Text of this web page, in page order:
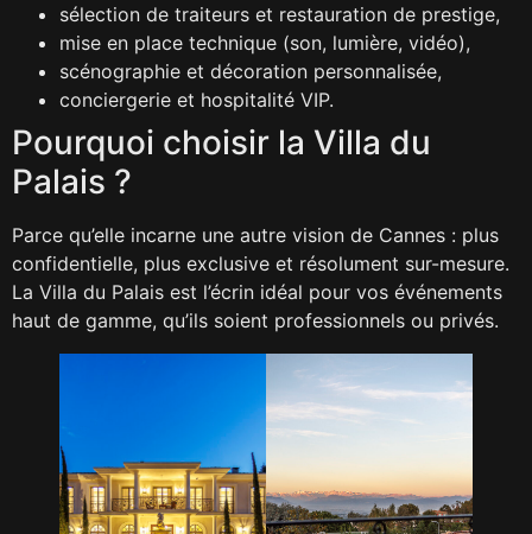
sélection de traiteurs et restauration de prestige,
mise en place technique (son, lumière, vidéo),
scénographie et décoration personnalisée,
conciergerie et hospitalité VIP.
Pourquoi choisir la Villa du
Palais ?
Parce qu’elle incarne une autre vision de Cannes : plus
confidentielle, plus exclusive et résolument sur-mesure.
La Villa du Palais est l’écrin idéal pour vos événements
haut de gamme, qu’ils soient professionnels ou privés.